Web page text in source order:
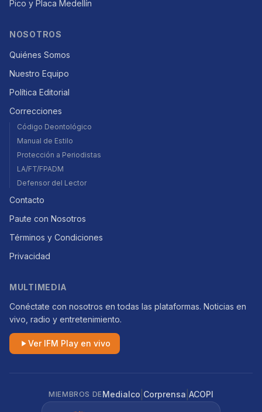
Pico y Placa Medellín
NOSOTROS
Quiénes Somos
Nuestro Equipo
Política Editorial
Correcciones
Código Deontológico
Manual de Estilo
Protección a Periodistas
LA/FT/FPADM
Defensor del Lector
Contacto
Paute con Nosotros
Términos y Condiciones
Privacidad
MULTIMEDIA
Conéctate con nosotros en todas las plataformas. Noticias en
vivo, radio y entretenimiento.
Ver IFM Play en vivo
MIEMBROS DEMedialco Corprensa ACOPI